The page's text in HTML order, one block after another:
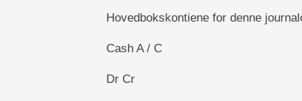
Hovedbokskontiene for denne
Cash A / C
Dr Cr